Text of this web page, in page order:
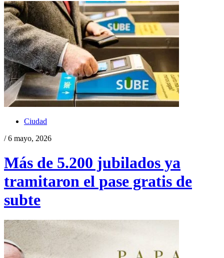
Ciudad
/ 6 mayo, 2026
Más de 5.200 jubilados ya
tramitaron el pase gratis de
subte